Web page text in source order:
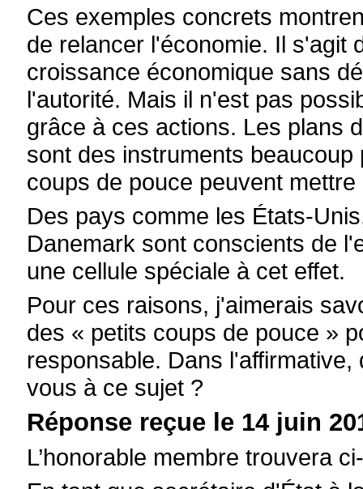
Ces exemples concrets
de relancer l'économie. Il s'agit
croissance économique sans
l'autorité. Mais il n'est pas
grâce à ces actions. Les plans
sont des instruments
coups de pouce peuvent
Des pays comme les États-
Danemark sont conscients de
une cellule spéciale à cet effet.
Pour ces raisons, j'aimerais
des « petits coups de pouce »
responsable. Dans
vous à ce sujet ?
Réponse reçue le 14 juin
L’honorable membre trouvera